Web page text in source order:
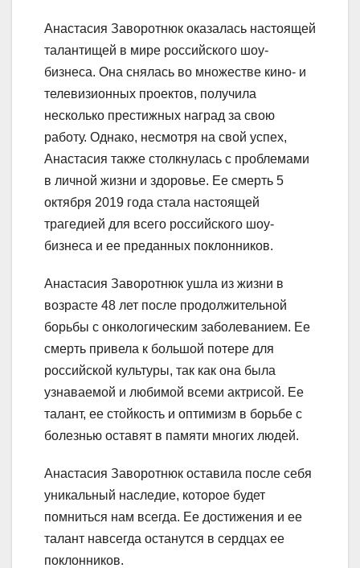
Анастасия Заворотнюк оказалась настоящей
талантищей в мире российского шоу-
бизнеса. Она снялась во множестве кино- и
телевизионных проектов, получила
несколько престижных наград за свою
работу. Однако, несмотря на свой успех,
Анастасия также столкнулась с проблемами
в личной жизни и здоровье. Ее смерть 5
октября 2019 года стала настоящей
трагедией для всего российского шоу-
бизнеса и ее преданных поклонников.
Анастасия Заворотнюк ушла из жизни в
возрасте 48 лет после продолжительной
борьбы с онкологическим заболеванием. Ее
смерть привела к большой потере для
российской культуры, так как она была
узнаваемой и любимой всеми актрисой. Ее
талант, ее стойкость и оптимизм в борьбе с
болезнью оставят в памяти многих людей.
Анастасия Заворотнюк оставила после себя
уникальный наследие, которое будет
помниться нам всегда. Ее достижения и ее
талант навсегда останутся в сердцах ее
поклонников.